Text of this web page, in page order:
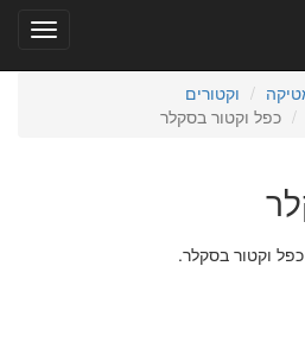
וקטורים
כפל וקטור בסקלר
וקטור בסקלר.